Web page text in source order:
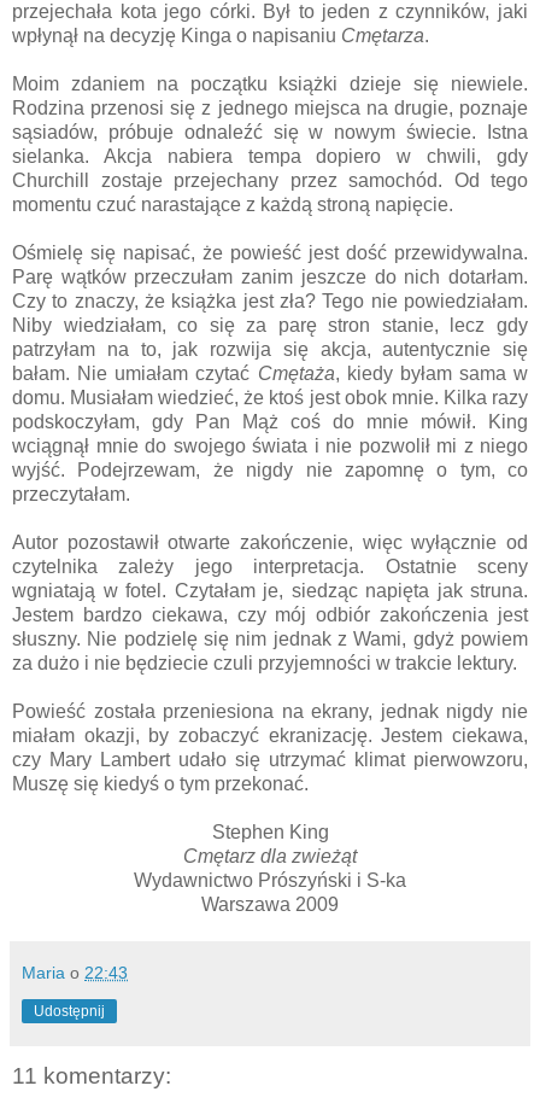
przejechała kota jego córki. Był to jeden z czynników, jaki
wpłynął na decyzję Kinga o napisaniu Cmętarza.
Moim zdaniem na początku książki dzieje się niewiele.
Rodzina przenosi się z jednego miejsca na drugie, poznaje
sąsiadów, próbuje odnaleźć się w nowym świecie. Istna
sielanka. Akcja nabiera tempa dopiero w chwili, gdy
Churchill zostaje przejechany przez samochód. Od tego
momentu czuć narastające z każdą stroną napięcie.
Ośmielę się napisać, że powieść jest dość przewidywalna.
Parę wątków przeczułam zanim jeszcze do nich dotarłam.
Czy to znaczy, że książka jest zła? Tego nie powiedziałam.
Niby wiedziałam, co się za parę stron stanie, lecz gdy
patrzyłam na to, jak rozwija się akcja, autentycznie się
bałam. Nie umiałam czytać Cmętaża, kiedy byłam sama w
domu. Musiałam wiedzieć, że ktoś jest obok mnie. Kilka razy
podskoczyłam, gdy Pan Mąż coś do mnie mówił. King
wciągnął mnie do swojego świata i nie pozwolił mi z niego
wyjść. Podejrzewam, że nigdy nie zapomnę o tym, co
przeczytałam.
Autor pozostawił otwarte zakończenie, więc wyłącznie od
czytelnika zależy jego interpretacja. Ostatnie sceny
wgniatają w fotel. Czytałam je, siedząc napięta jak struna.
Jestem bardzo ciekawa, czy mój odbiór zakończenia jest
słuszny. Nie podzielę się nim jednak z Wami, gdyż powiem
za dużo i nie będziecie czuli przyjemności w trakcie lektury.
Powieść została przeniesiona na ekrany, jednak nigdy nie
miałam okazji, by zobaczyć ekranizację. Jestem ciekawa,
czy Mary Lambert udało się utrzymać klimat pierwowzoru,
Muszę się kiedyś o tym przekonać.
Stephen King
Cmętarz dla zwieżąt
Wydawnictwo Prószyński i S-ka
Warszawa 2009
Maria o 22:43
Udostępnij
11 komentarzy: